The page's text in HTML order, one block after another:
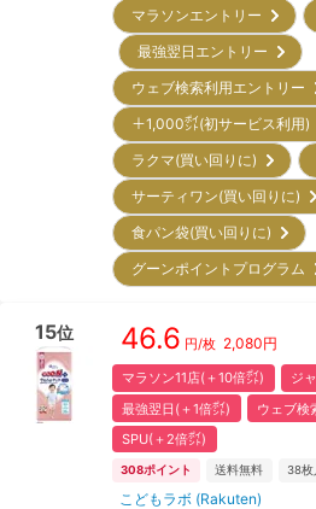
マラソンエントリー
最強翌日エントリー
ウェブ検索利用エントリー
＋1,000㌽(初サービス利
ラクマ(買い回りに)
サーティワン(買い回りに)
食パン袋(買い回りに)
グーンポイントプログラム
15位 46.6 円/枚 2,080円
マラソン11店(＋10倍㌽)
ジ
最強翌日(＋1倍㌽)
ウェブ検
SPU(＋2倍㌽)
308ポイント 送料無料 38枚
こどもラボ (Rakuten)